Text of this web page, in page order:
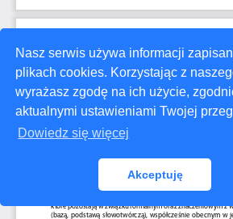
Nasz serwis używa informacji
plikach cookies. Korzystając z
wyrażasz zgodę na ich użycie,
aktualnymi ustawieniami Twojej
Dowiedz się więcej
Akceptuję